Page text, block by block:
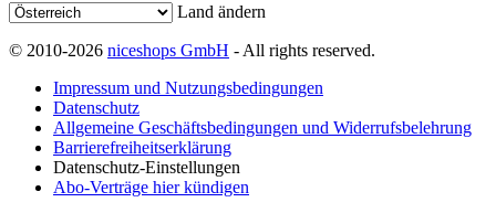
Land ändern
© 2010-2026 niceshops GmbH - All rights reserved.
Impressum und Nutzungsbedingungen
Datenschutz
Allgemeine Geschäftsbedingungen und Widerrufsbelehrung
Barrierefreiheitserklärung
Datenschutz-Einstellungen
Abo-Verträge hier kündigen